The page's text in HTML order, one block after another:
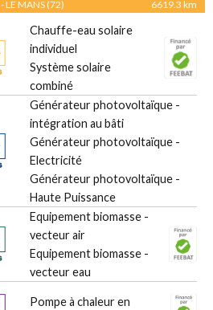
- LE MANS (72) 6619.3 km
Chauffe-eau solaire
individuel
Système solaire
combiné
Générateur photovoltaïque -
intégration au bâti
Générateur photovoltaïque -
Electricité
Générateur photovoltaïque -
Haute Puissance
Equipement biomasse -
vecteur air
Equipement biomasse -
vecteur eau
Pompe à chaleur en